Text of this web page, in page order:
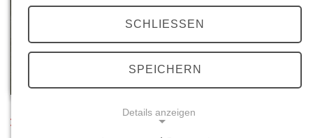
SCHLIESSEN
SPEICHERN
Details anzeigen